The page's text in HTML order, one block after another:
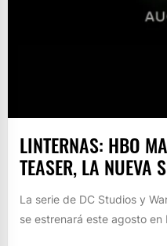
LINTERNAS: HBO
TEASER, LA NUEVA
La serie de DC Studios y
se estrenará este agosto en